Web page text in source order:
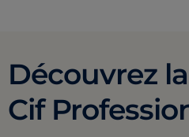
Découvrez
Cif